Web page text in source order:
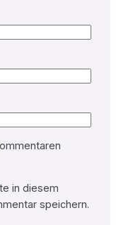
in diesem
speichern.